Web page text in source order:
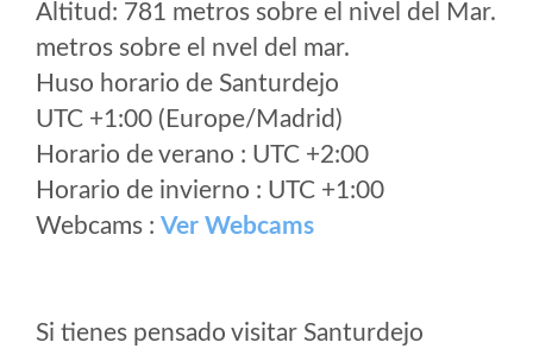
Altitud: 781 metros sobre el nivel del Mar.
metros sobre el nvel del mar.
Huso horario de Santurdejo
UTC +1:00 (Europe/Madrid)
Horario de verano : UTC +2:00
Horario de invierno : UTC +1:00
Webcams : Ver Webcams
Si tienes pensado visitar Santurdejo